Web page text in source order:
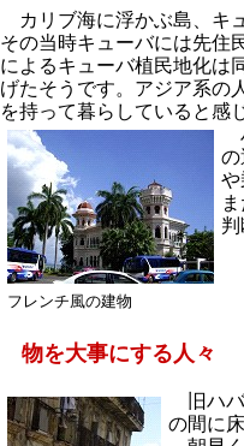
カリブ海に浮かぶ島、キ
その当時キューバには先住
によるキューバ植民地化は
げたそうです。アジア系の
を持って暮らしていると感
フレンチ風の建物
の
や
物を大事にする人々
旧ハバ
の間に